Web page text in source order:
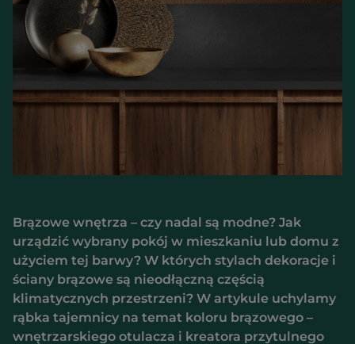
Brązowe wnętrza – czy nadal są modne? Jak
urządzić wybrany pokój w mieszkaniu lub domu z
użyciem tej barwy? W których stylach dekoracje i
ściany brązowe są nieodłączną częścią
klimatycznych przestrzeni? W artykule uchylamy
rąbka tajemnicy na temat koloru brązowego –
wnętrzarskiego otulacza i kreatora przytulnego